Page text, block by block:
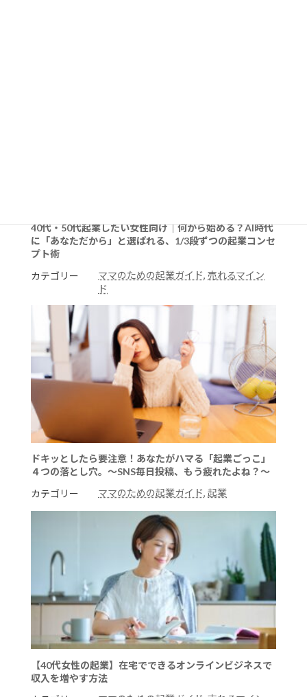
40代・50代起業したい女性向け｜何から始める？AI時代
に「あなただから」と選ばれる、1/3段ずつの起業コンセ
プト術
カテゴリー
ママのための起業ガイド, 売れるマイン
ド
ドキッとしたら要注意！あなたがハマる「起業ごっこ」
４つの落とし穴。～SNS毎日投稿、もう疲れたよね？～
カテゴリー
ママのための起業ガイド, 起業
【40代女性の起業】在宅でできるオンラインビジネスで
収入を増やす方法